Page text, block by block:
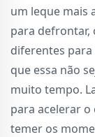
um leque mais
para defrontar,
diferentes
que essa não
muito tempo.
para acelerar
temer os